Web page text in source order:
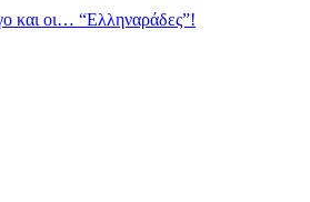
και οι… “Ελληναράδες”!